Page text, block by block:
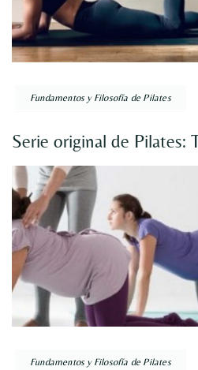
Fundamentos y Filosofía de Pilates
Serie original de Pilates:
Fundamentos y Filosofía de Pilates